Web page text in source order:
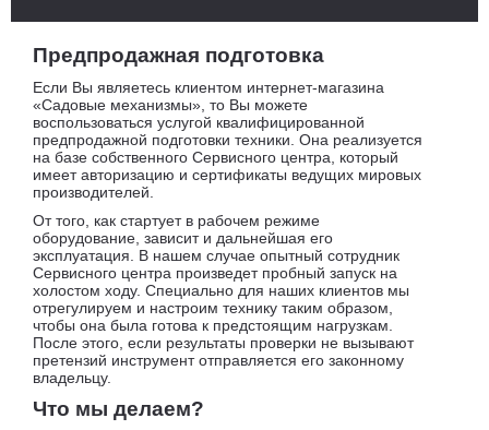
Предпродажная подготовка
Если Вы являетесь клиентом интернет-магазина
«Садовые механизмы», то Вы можете
воспользоваться услугой квалифицированной
предпродажной подготовки техники. Она реализуется
на базе собственного Сервисного центра, который
имеет авторизацию и сертификаты ведущих мировых
производителей.
От того, как стартует в рабочем режиме
оборудование, зависит и дальнейшая его
эксплуатация. В нашем случае опытный сотрудник
Сервисного центра произведет пробный запуск на
холостом ходу. Специально для наших клиентов мы
отрегулируем и настроим технику таким образом,
чтобы она была готова к предстоящим нагрузкам.
После этого, если результаты проверки не вызывают
претензий инструмент отправляется его законному
владельцу.
Что мы делаем?